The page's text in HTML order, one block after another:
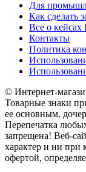
Для
Как сделать
Все о кейсах
Контакты
Политика
© Интернет-
Товарные знаки
ее основным,
Перепечатка
запрещена! Веб-
характер и ни при
офертой,